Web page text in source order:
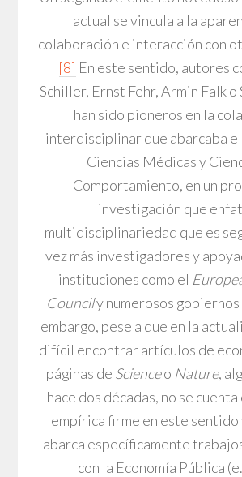
actual se vincula a la
colaboración e interacción con
[8] En este sentido, autores
Schiller, Ernst Fehr, Armin Falk o
han sido pioneros en la
interdisciplinar que abarcaba
Ciencias Médicas y
Comportamiento, en un
investigación que
multidisciplinariedad que es
vez más investigadores y
instituciones como el
Councily numerosos gobiernos
embargo, pese a que en la
difícil encontrar artículos de
páginas de Scienceo Nature,
hace dos décadas, no se
empírica firme en este sentido
abarca específicamente
con la Economía Pública